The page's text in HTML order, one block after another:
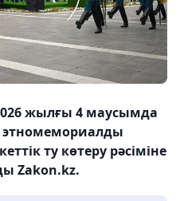
жылғы 4 маусымда
ту көтеру рәсіміне
Zakon.kz.